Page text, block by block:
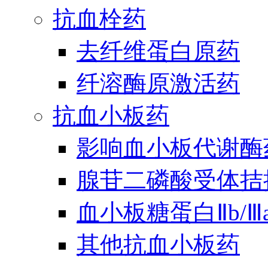
抗血栓药
去纤维蛋白原药
纤溶酶原激活药
抗血小板药
影响血小板代谢
腺苷二磷酸受体
血小板糖蛋白Ⅱb/
其他抗血小板药